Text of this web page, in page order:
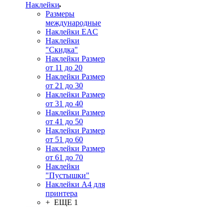
Наклейки
Размеры
международные
Наклейки EAC
Наклейки
"Скидка"
Наклейки Размер
от 11 до 20
Наклейки Размер
от 21 до 30
Наклейки Размер
от 31 до 40
Наклейки Размер
от 41 до 50
Наклейки Размер
от 51 до 60
Наклейки Размер
от 61 до 70
Наклейки
"Пустышки"
Наклейки А4 для
принтера
+ ЕЩЕ 1